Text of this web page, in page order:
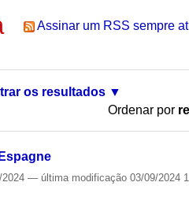
Assinar um RSS sempre
os resultados
Ordenar por
2024— última modificação 03/09/2024